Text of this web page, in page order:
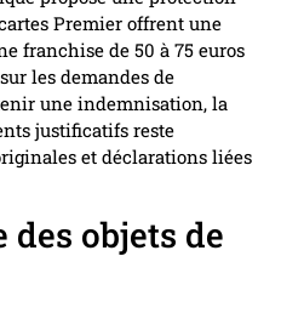
Premier offrent une
franchise de 50 à 75 euros
les demandes de
une indemnisation, la
justificatifs reste
et déclarations liées
objets de